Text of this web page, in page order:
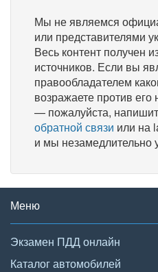
Мы не являемся
или представителями
Весь контент получен
источников. Если вы
правообладателем
возражаете против
— пожалуйста,
обратной связи или на
и мы незамедлительно
Меню
Экзамен ПДД онлайн
Каталог автомобилей